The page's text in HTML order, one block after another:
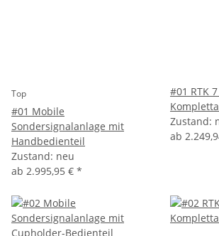
Top
#01 Mobile
Sondersignalanlage mit
Handbedienteil
Zustand: neu
ab 2.995,95 € *
#01 RTK
Zustand:
ab